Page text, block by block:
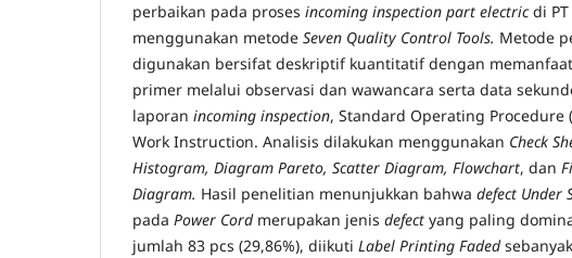
perbaikan pada proses incoming inspection part electricdi PT
menggunakan metode Seven Quality Control Tools. Metode
digunakan bersifat deskriptif kuantitatif dengan
primer melalui observasi dan wawancara serta data
laporan incoming inspection, Standard Operating Procedure
Work Instruction. Analisis dilakukan menggunakan Check
Histogram, Diagram Pareto, Scatter Diagram, Flowchart, dan
Diagram. Hasil penelitian menunjukkan bahwa defect Under
pada Power Cordmerupakan jenis defect yang paling
jumlah 83 pcs (29,86%), diikuti Label Printing Faded